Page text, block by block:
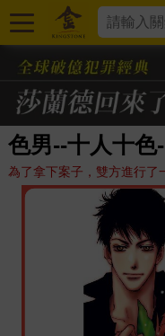
色男--十人十色
為了拿下案子，雙方進行了